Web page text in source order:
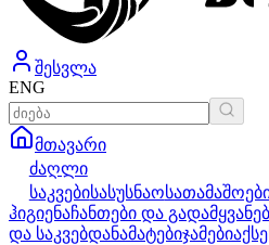
შესვლა
ENG
მთავარი
ძაღლი
საკვებისასუსნაო
ჰიგიენაჩანთები და
და საკვებდანამატებიჯამები